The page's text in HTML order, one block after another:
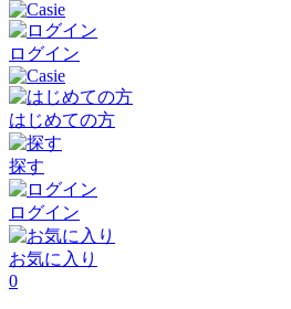
ログイン
はじめての方
探す
ログイン
お気に入り
0